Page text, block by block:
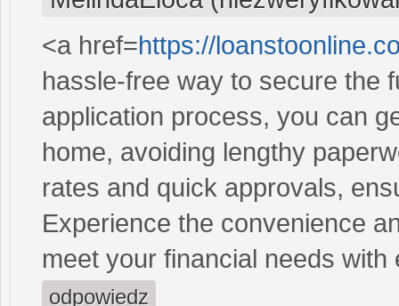
<a href=https://
hassle-free way to secure the
application process, you can
home, avoiding lengthy
rates and quick approvals,
Experience the convenience
meet your financial needs with
odpowiedz